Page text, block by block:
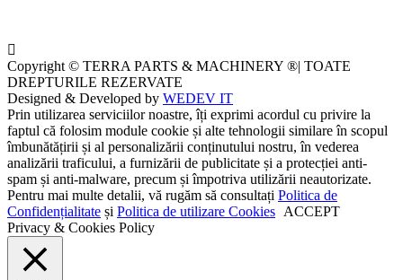
Copyright © TERRA PARTS & MACHINERY ®| TOATE
DREPTURILE REZERVATE
Designed & Developed by WEDEV IT
Prin utilizarea serviciilor noastre, îți exprimi acordul cu privire la
faptul că folosim module cookie și alte tehnologii similare în scopul
îmbunătățirii și al personalizării conținutului nostru, în vederea
analizării traficului, a furnizării de publicitate și a protecției anti-
spam și anti-malware, precum și împotriva utilizării neautorizate.
Pentru mai multe detalii, vă rugăm să consultați Politica de
Confidențialitate și Politica de utilizare Cookies ACCEPT
Privacy & Cookies Policy